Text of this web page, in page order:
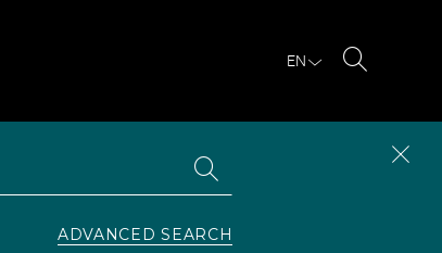
EN
ADVANCED SEARCH